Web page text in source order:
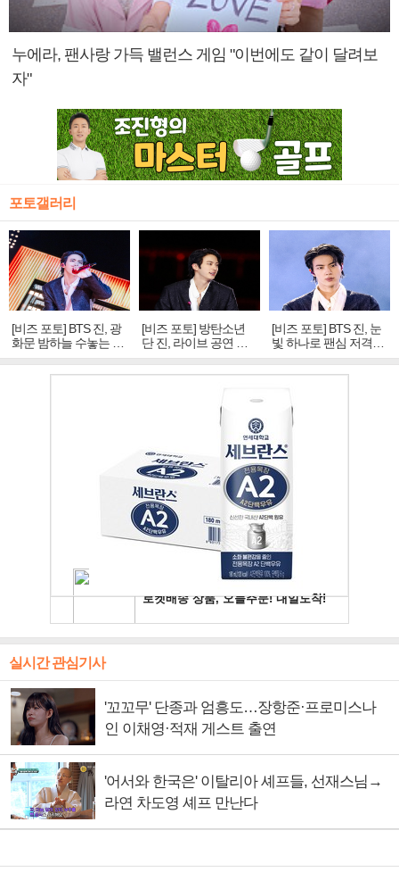
누에라, 팬사랑 가득 밸런스 게임 "이번에도 같이 달려보
자"
포토갤러리
[비즈 포토] BTS 진, 광
화문 밤하늘 수놓는 '비
주얼 킹'의 열창
[비즈 포토] 방탄소년
단 진, 라이브 공연 중
빛나는 독보적 아우라
[비즈 포토] BTS 진, 눈
빛 하나로 팬심 저격…
독보적 카리스마
실시간 관심기사
'꼬꼬무' 단종과 엄흥도…장항준·프로미스나
인 이채영·적재 게스트 출연
'어서와 한국은' 이탈리아 셰프들, 선재스님→
라연 차도영 셰프 만난다